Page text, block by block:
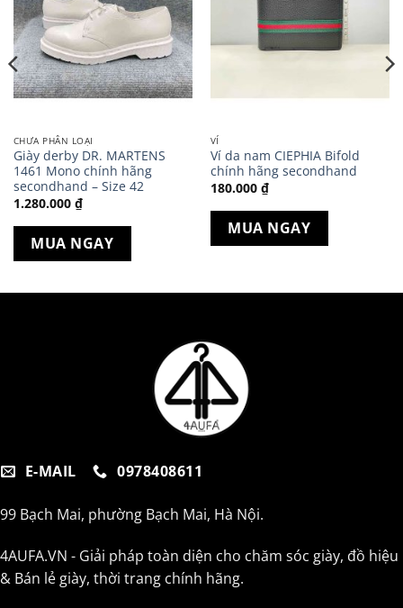
CHƯA PHÂN LOẠI
Giày derby DR. MARTENS
1461 Mono chính hãng
secondhand – Size 42
1.280.000 ₫
MUA NGAY
VÍ
Ví da nam CIEPHIA Bifold
chính hãng secondhand
180.000 ₫
MUA NGAY
E-MAIL 0978408611
99 Bạch Mai, phường Bạch Mai, Hà Nội.
4AUFA.VN - Giải pháp toàn diện cho chăm sóc giày, đồ hiệu
& Bán lẻ giày, thời trang chính hãng.